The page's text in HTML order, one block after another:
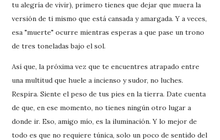
tu alegría de vivir), primero tienes que dejar que muera la
versión de ti mismo que está cansada y amargada. Y a veces,
esa "muerte" ocurre mientras esperas a que pase un trono
de tres toneladas bajo el sol.
Así que, la próxima vez que te encuentres atrapado entre
una multitud que huele a incienso y sudor, no luches.
Respira. Siente el peso de tus pies en la tierra. Date cuenta
de que, en ese momento, no tienes ningún otro lugar a
donde ir. Eso, amigo mío, es la iluminación. Y lo mejor de
todo es que no requiere túnica, solo un poco de sentido del